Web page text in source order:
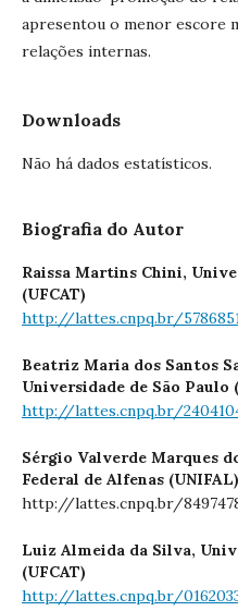
apresentou o menor escore
relações internas.
Downloads
Não há dados estatísticos.
Biografia do Autor
Raissa Martins Chini,
(UFCAT)
http://lattes.cnpq.br/
Beatriz Maria dos Santos
Universidade de São Paulo
http://lattes.cnpq.br/
Sérgio Valverde Marques
Federal de Alfenas (UNIFAL)
http://lattes.cnpq.br/
Luiz Almeida da Silva,
(UFCAT)
http://lattes.cnpq.br/